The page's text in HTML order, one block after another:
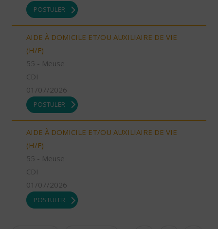
POSTULER
AIDE À DOMICILE ET/OU AUXILIAIRE DE VIE
(H/F)
55 - Meuse
CDI
01/07/2026
POSTULER
AIDE À DOMICILE ET/OU AUXILIAIRE DE VIE
(H/F)
55 - Meuse
CDI
01/07/2026
POSTULER